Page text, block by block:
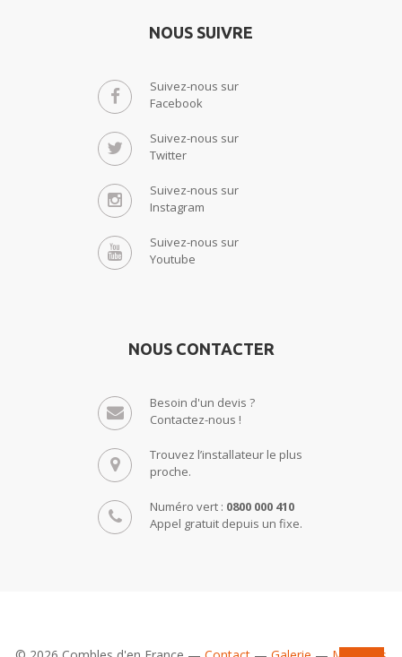
NOUS SUIVRE
Suivez-nous sur
Facebook
Suivez-nous sur
Twitter
Suivez-nous sur
Instagram
Suivez-nous sur
Youtube
NOUS CONTACTER
Besoin d'un devis ?
Contactez-nous !
Trouvez l’installateur le plus
proche.
Numéro vert : 0800 000 410
Appel gratuit depuis un fixe.